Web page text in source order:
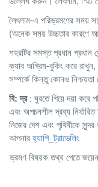
লৈৎলাম-এ পরিভ্রমণের সময়
(অনেক সময় উচ্চতার কারণে
শহরটির সমস্ত প্রধান প্রধান
ক্যাব অগ্রিম-বুকিং করে
সম্পর্কে কিন্তু কোনও নিশ্চয়তা
বি: দ্র: ঘুরতে গিয়ে দয়া করে
এবং অপচনশীল দ্রব্য
নিজের দেশ এবং পৃথিবীকে
আপনারহ্যাপি_ট্রাভেলিং
ভ্রমণ বিষয়ক তথ্য পেতে